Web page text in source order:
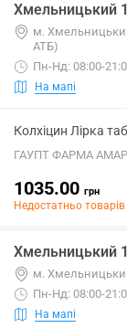
Хмельницький
м.
АТБ)
Пн-Нд: 08:00-
На мапі
Колхіцин Лірка
ГАУПТ ФАРМА
1035.00 грн
Недостатньо товарів
Хмельницький
м.
Пн-Нд: 08:00-
На мапі